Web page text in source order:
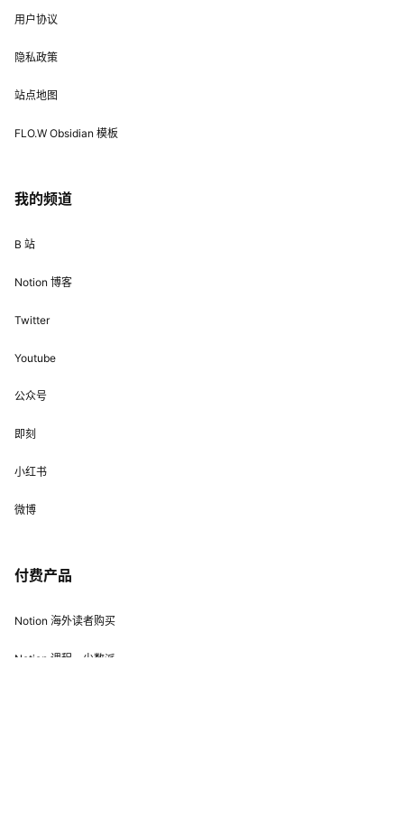
用户协议
隐私政策
站点地图
FLO.W Obsidian 模板
我的频道
B 站
Notion 博客
Twitter
Youtube
公众号
即刻
小红书
微博
付费产品
Notion 海外读者购买
Notion 课程 – 少数派